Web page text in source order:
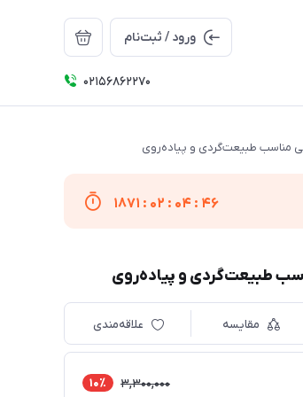
ورود / ثبت‌نام
02156862270
1871 : 02 : 04 : 46
مقایسه علاقه‌مندی
3,300,000 10٪